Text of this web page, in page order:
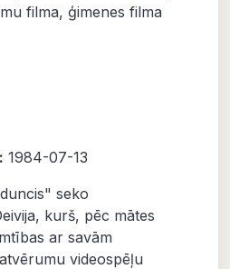
filma, ģimenes filma
1984-07-13
seko
kurš, pēc mātes
ar savām
videospēļu